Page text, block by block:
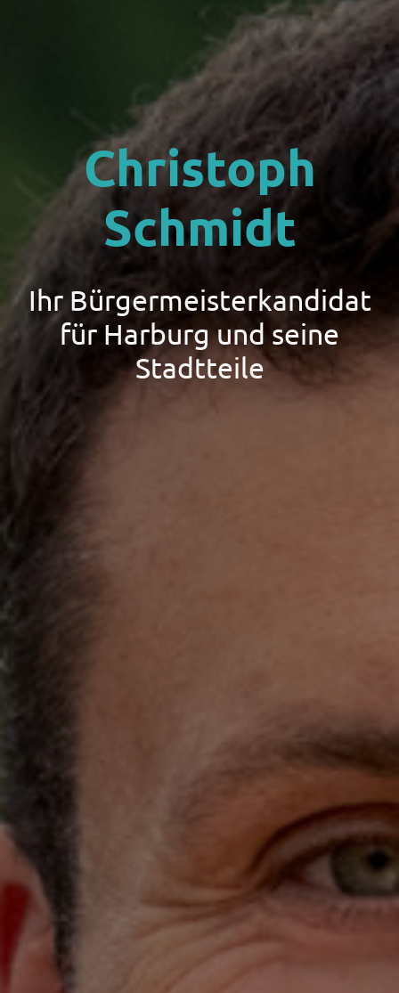
Christoph
Schmidt
Ihr Bürgermeisterkandidat
für Harburg und seine
Stadtteile